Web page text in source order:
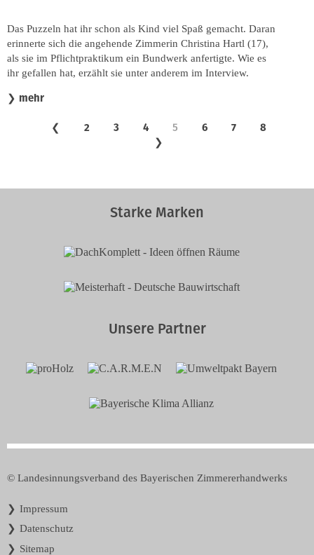
Das Puzzeln hat ihr schon als Kind viel Spaß gemacht. Daran
erinnerte sich die angehende Zimmerin Christina Hartl (17),
als sie im Pflichtpraktikum ein Bundwerk anfertigte. Wie es
ihr gefallen hat, erzählt sie unter anderem im Interview.
❯ mehr
❮ 2 3 4 5 6 7
8
❯
Starke Marken
Unsere Partner
© Landesinnungsverband des Bayerischen Zimmererhandwerks
Navigation
Impressum
Datenschutz
Sitemap